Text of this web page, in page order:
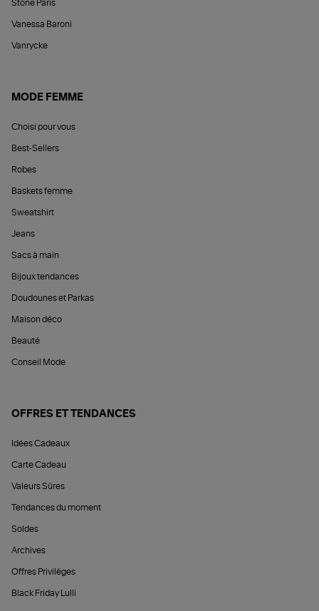
Stone Paris
Vanessa Baroni
Vanrycke
MODE FEMME
Choisi pour vous
Best-Sellers
Robes
Baskets femme
Sweatshirt
Jeans
Sacs à main
Bijoux tendances
Doudounes et Parkas
Maison déco
Beauté
Conseil Mode
OFFRES ET TENDANCES
Idées Cadeaux
Carte Cadeau
Valeurs Sûres
Tendances du moment
Soldes
Archives
Offres Privilèges
Black Friday Lulli